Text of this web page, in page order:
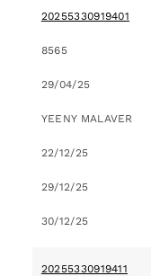
20255330919401
8565
29/04/25
YEENY MALAVER
22/12/25
29/12/25
30/12/25
20255330919411